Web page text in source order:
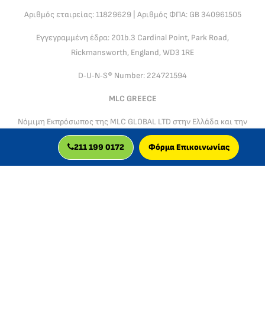
Αριθμός εταιρείας: 11829629 | Αριθμός ΦΠΑ: GB 340961505
Εγγεγραμμένη έδρα: 201b.3 Cardinal Point, Park Road,
Rickmansworth, England, WD3 1RE
D‑U‑N‑S® Number: 224721594
MLC GREECE
Νόμιμη Εκπρόσωπος της MLC GLOBAL LTD στην Ελλάδα και την
Κύπρο: Ελευθερία Γερολυμάτου (MLC GREECE)
ΑΦΜ: 149033463 | Επαγγελματική Έδρα (ΑΑΔΕ): Χαραυγής 11,
211 199 0172 Φόρμα Επικοινωνίας